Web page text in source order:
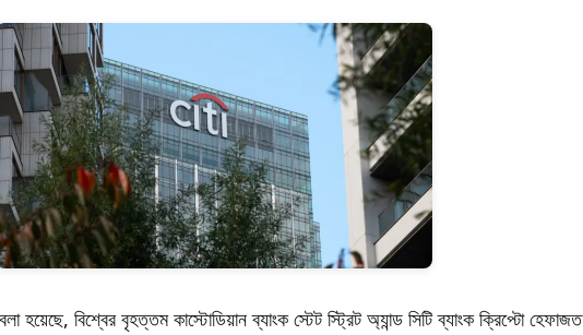
হয়েছে, বিশ্বের বৃহত্তম কাস্টোডিয়ান ব্যাংক স্টেট স্ট্রিট অ্যান্ড সিটি ব্যাংক ক্রিপ্টো হেফাজত